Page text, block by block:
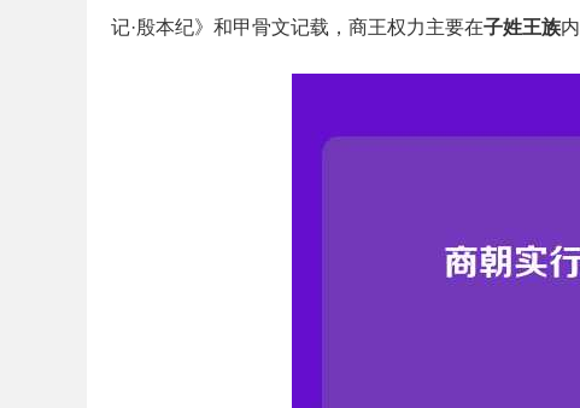
记·殷本纪》和甲骨文记载，商王权力主要在子姓王族